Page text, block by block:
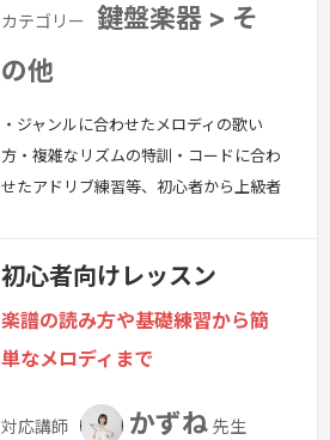
カテゴリー
鍵盤楽器 > そ
の他
・ジャンルに合わせたメロディの歌い
方・複雑なリズムの特訓・コードに合わ
せたアドリブ練習等、初心者から上級者
初心者向けレッスン
楽譜の読み方や基礎練習から簡
単なメロディまで
対応講師 かずね先生